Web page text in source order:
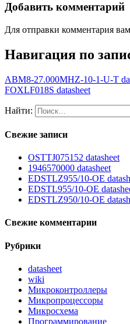
Добавить комментарий
Для отправки комментария
Навигация по
ABM8-27.000MHZ-10-1-U-T
FOXLF018S datasheet
Найти:
Свежие записи
OSTTJ075152 datasheet
1946570000 datasheet
EDSTLZ955/10-OE
EDSTL955/10-OE
EDSTLZ950/10-OE
Свежие комментарии
Рубрики
datasheet
wiki
Микроконтроллеры
Микропроцессоры
Микросхема
Программирование